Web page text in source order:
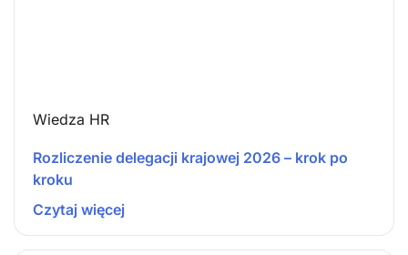
Wiedza HR
Rozliczenie delegacji krajowej 2026 – krok po
kroku
Czytaj więcej